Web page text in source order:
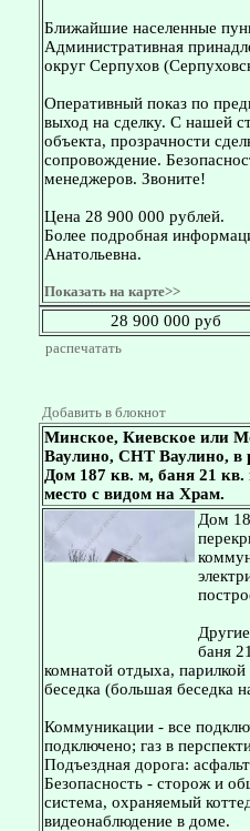
Ближайшие населенные
Административная
округ Серпухов
Оперативный показ по
выход на сделку. С нашей
объекта, прозрачности
сопровождение.
менеджеров. Звоните!
Цена 28 900 000 рублей.
Более подробная
Анатольевна.
Показать на карте>>
28 900 000 руб
распечатать
Добавить в блокнот
Минское, Киевское или
Ваулино, СНТ Ваулино, в
Дом 187 кв. м, баня 21 кв.
место с видом на Храм.
Дом
баня
комнатой отдыха,
беседка (большая беседка
Коммуникации - все
подключено; газ в
Подъездная дорога:
Безопасность - сторож и
система, охраняемый
видеонаблюдение в доме.